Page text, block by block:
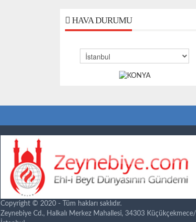
HAVA DURUMU
Copyright © 2020 - Tüm hakları saklıdır.
Zeynebiye Cd., Halkalı Merkez Mahallesi, 34303 Küçükçekmece/